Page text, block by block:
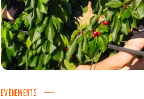
EVÈNEMENTS